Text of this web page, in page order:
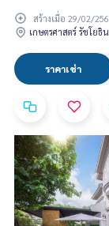
สร้างเมื่อ 29/02/
เกษตรศาสตร์ รัชโยธิน
ราคาเช่า